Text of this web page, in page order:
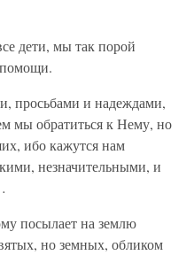
дети, мы так порой
просьбами и надеждами,
мы обратиться к Нему, но
ибо кажутся нам
незначительными, и
посылает на землю
но земных, обликом